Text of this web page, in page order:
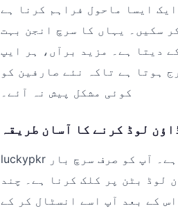
ایسا ماحول فراہم کرنا ہے
سکیں۔ یہاں کا سرچ انجن بہت
دیتا ہے۔ مزید برآں، ہر ایپ
ہوتا ہے تاکہ نئے صارفین کو
کوئی مشکل پیش نہ آئے۔
لوڈ کرنے کا آسان طریقہ
luckypkr سے کسی بھی سافٹ ویئر کو ڈاؤن لوڈ کرنا انتہائی سادہ ہے۔ آپ کو صرف سرچ بار
لوڈ بٹن پر کلک کرنا ہے۔ چند
کے بعد آپ اسے انسٹال کر کے